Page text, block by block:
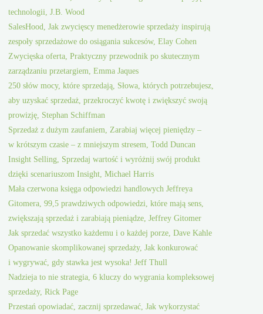
technologii, J.B. Wood
SalesHood, Jak zwycięscy menedżerowie sprzedaży inspirują
zespoły sprzedażowe do osiągania sukcesów, Elay Cohen
Zwycięska oferta, Praktyczny przewodnik po skutecznym
zarządzaniu przetargiem, Emma Jaques
250 słów mocy, które sprzedają, Słowa, których potrzebujesz,
aby uzyskać sprzedaż, przekroczyć kwotę i zwiększyć swoją
prowizję, Stephan Schiffman
Sprzedaż z dużym zaufaniem, Zarabiaj więcej pieniędzy –
w krótszym czasie – z mniejszym stresem, Todd Duncan
Insight Selling, Sprzedaj wartość i wyróżnij swój produkt
dzięki scenariuszom Insight, Michael Harris
Mała czerwona księga odpowiedzi handlowych Jeffreya
Gitomera, 99,5 prawdziwych odpowiedzi, które mają sens,
zwiększają sprzedaż i zarabiają pieniądze, Jeffrey Gitomer
Jak sprzedać wszystko każdemu i o każdej porze, Dave Kahle
Opanowanie skomplikowanej sprzedaży, Jak konkurować
i wygrywać, gdy stawka jest wysoka! Jeff Thull
Nadzieja to nie strategia, 6 kluczy do wygrania kompleksowej
sprzedaży, Rick Page
Przestań opowiadać, zacznij sprzedawać, Jak wykorzystać